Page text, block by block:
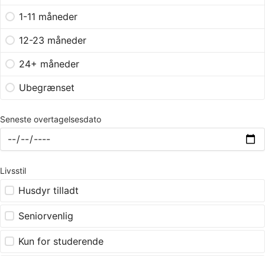
1-11 måneder
12-23 måneder
24+ måneder
Ubegrænset
Seneste overtagelsesdato
Livsstil
Husdyr tilladt
Seniorvenlig
Kun for studerende